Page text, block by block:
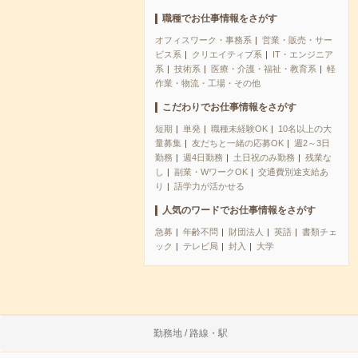
職種でお仕事情報をさがす
オフィスワーク・事務系
営業・販売・サー
ビス系
クリエイティブ系
IT・エンジニア
系
技術系 医療・介護・福祉・教育系
軽
作業・物流・工場・その他
こだわりでお仕事情報をさがす
短期 単発 職種未経験OK
10名以上の大
量募集
友だちと一緒の応募OK
週2～3日
勤務
週4日勤務 土日祝のみ勤務
残業な
し
副業・WワークOK
交通費別途支給あ
り
語学力が活かせる
人気のワードでお仕事情報をさがす
急募 年齢不問 財団法人 英語
書類チェ
ック
テレビ局 封入 大学
勤務地 / 路線・駅